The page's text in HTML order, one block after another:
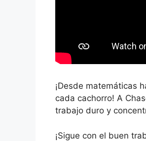
¡Desde matemáticas
cada cachorro! A
trabajo duro y
¡Sigue con el buen